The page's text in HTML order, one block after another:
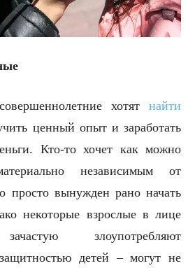
хотят найти
ценный опыт и заработать
Кто-то хочет как можно
независимым от
просто вынужден рано начать
некоторые взрослые в лице
злоупотребляют
детей – могут не